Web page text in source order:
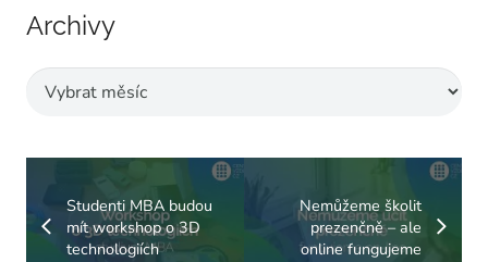
Archivy
Archivy
Studenti MBA budou
mít workshop o 3D
technologiích
Nemůžeme školit
prezenčně – ale
online fungujeme